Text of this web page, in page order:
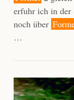
erfuhr ich in der
noch über
…